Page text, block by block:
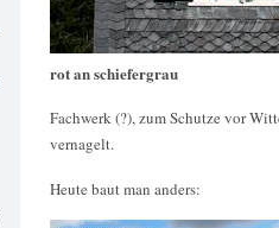
rot an schiefergrau
Fachwerk (?), zum Schutze vor
vernagelt.
Heute baut man anders: